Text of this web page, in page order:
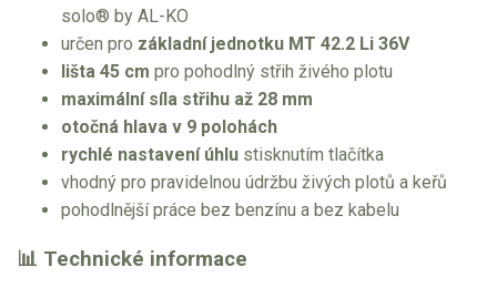
solo® by AL-KO
určen pro základní jednotku MT 42.2 Li 36V
lišta 45 cm pro pohodlný střih živého plotu
maximální síla střihu až 28 mm
otočná hlava v 9 polohách
rychlé nastavení úhlu stisknutím tlačítka
vhodný pro pravidelnou údržbu živých plotů a keřů
pohodlnější práce bez benzínu a bez kabelu
📊 Technické informace